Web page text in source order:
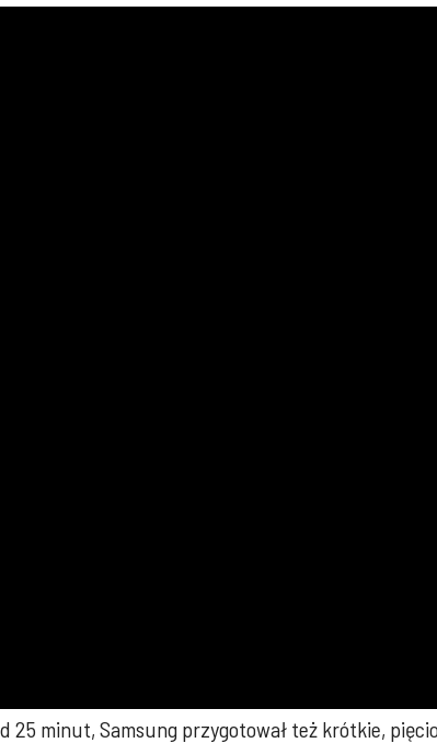
25 minut, Samsung przygotował też krótkie,